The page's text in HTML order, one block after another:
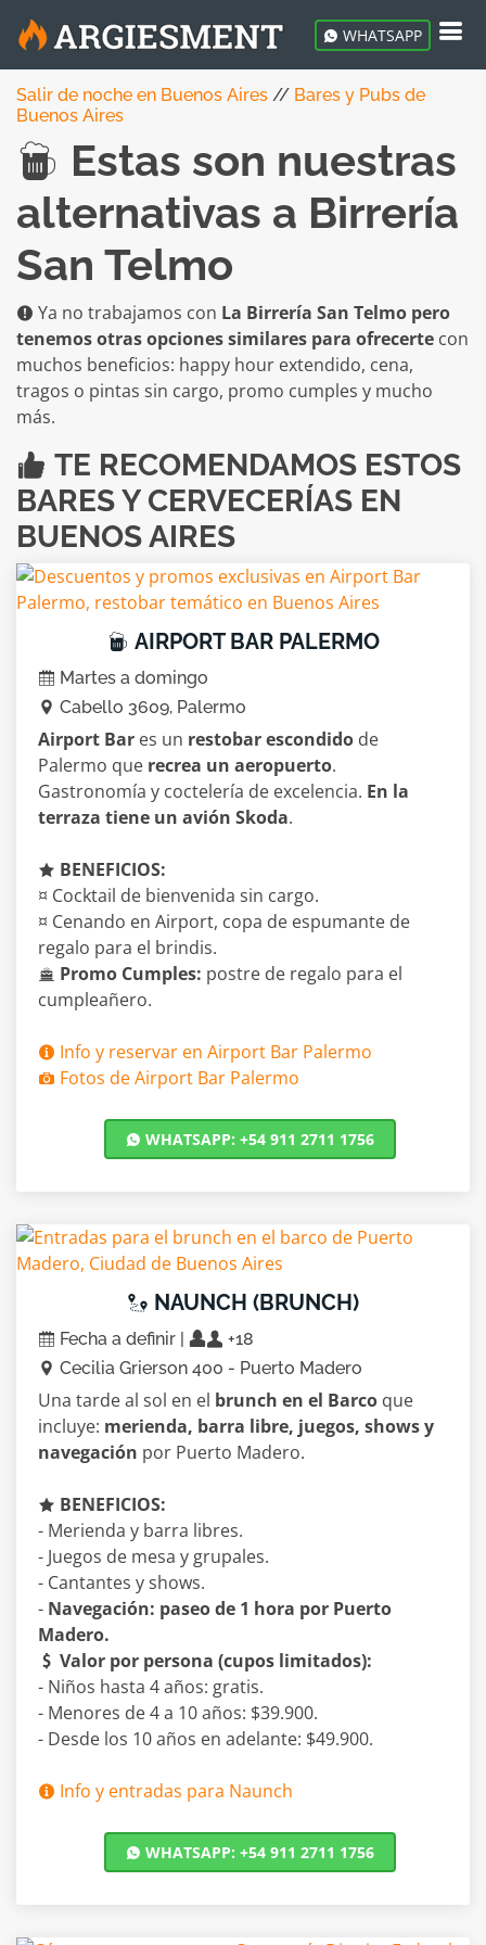
WHATSAPP
Salir de noche en Buenos Aires // Bares y Pubs de
Buenos Aires
Estas son nuestras
alternativas a Birrería
San Telmo
Ya no trabajamos con La Birrería San Telmo pero
tenemos otras opciones similares para ofrecerte con
muchos beneficios: happy hour extendido, cena,
tragos o pintas sin cargo, promo cumples y mucho
más.
TE RECOMENDAMOS ESTOS
BARES Y CERVECERÍAS EN
BUENOS AIRES
AIRPORT BAR PALERMO
Martes a domingo
Cabello 3609, Palermo
Airport Bar es un restobar escondido de
Palermo que recrea un aeropuerto.
Gastronomía y coctelería de excelencia. En la
terraza tiene un avión Skoda.
BENEFICIOS:
¤ Cocktail de bienvenida sin cargo.
¤ Cenando en Airport, copa de espumante de
regalo para el brindis.
Promo Cumples: postre de regalo para el
cumpleañero.
Info y reservar en Airport Bar Palermo
Fotos de Airport Bar Palermo
WHATSAPP: +54 911 2711 1756
NAUNCH (BRUNCH)
Fecha a definir |
+18
Cecilia Grierson 400 - Puerto Madero
Una tarde al sol en el brunch en el Barco que
incluye: merienda, barra libre, juegos, shows y
navegación por Puerto Madero.
BENEFICIOS:
- Merienda y barra libres.
- Juegos de mesa y grupales.
- Cantantes y shows.
- Navegación: paseo de 1 hora por Puerto
Madero.
Valor por persona (cupos limitados):
- Niños hasta 4 años: gratis.
- Menores de 4 a 10 años: $39.900.
- Desde los 10 años en adelante: $49.900.
Info y entradas para Naunch
WHATSAPP: +54 911 2711 1756